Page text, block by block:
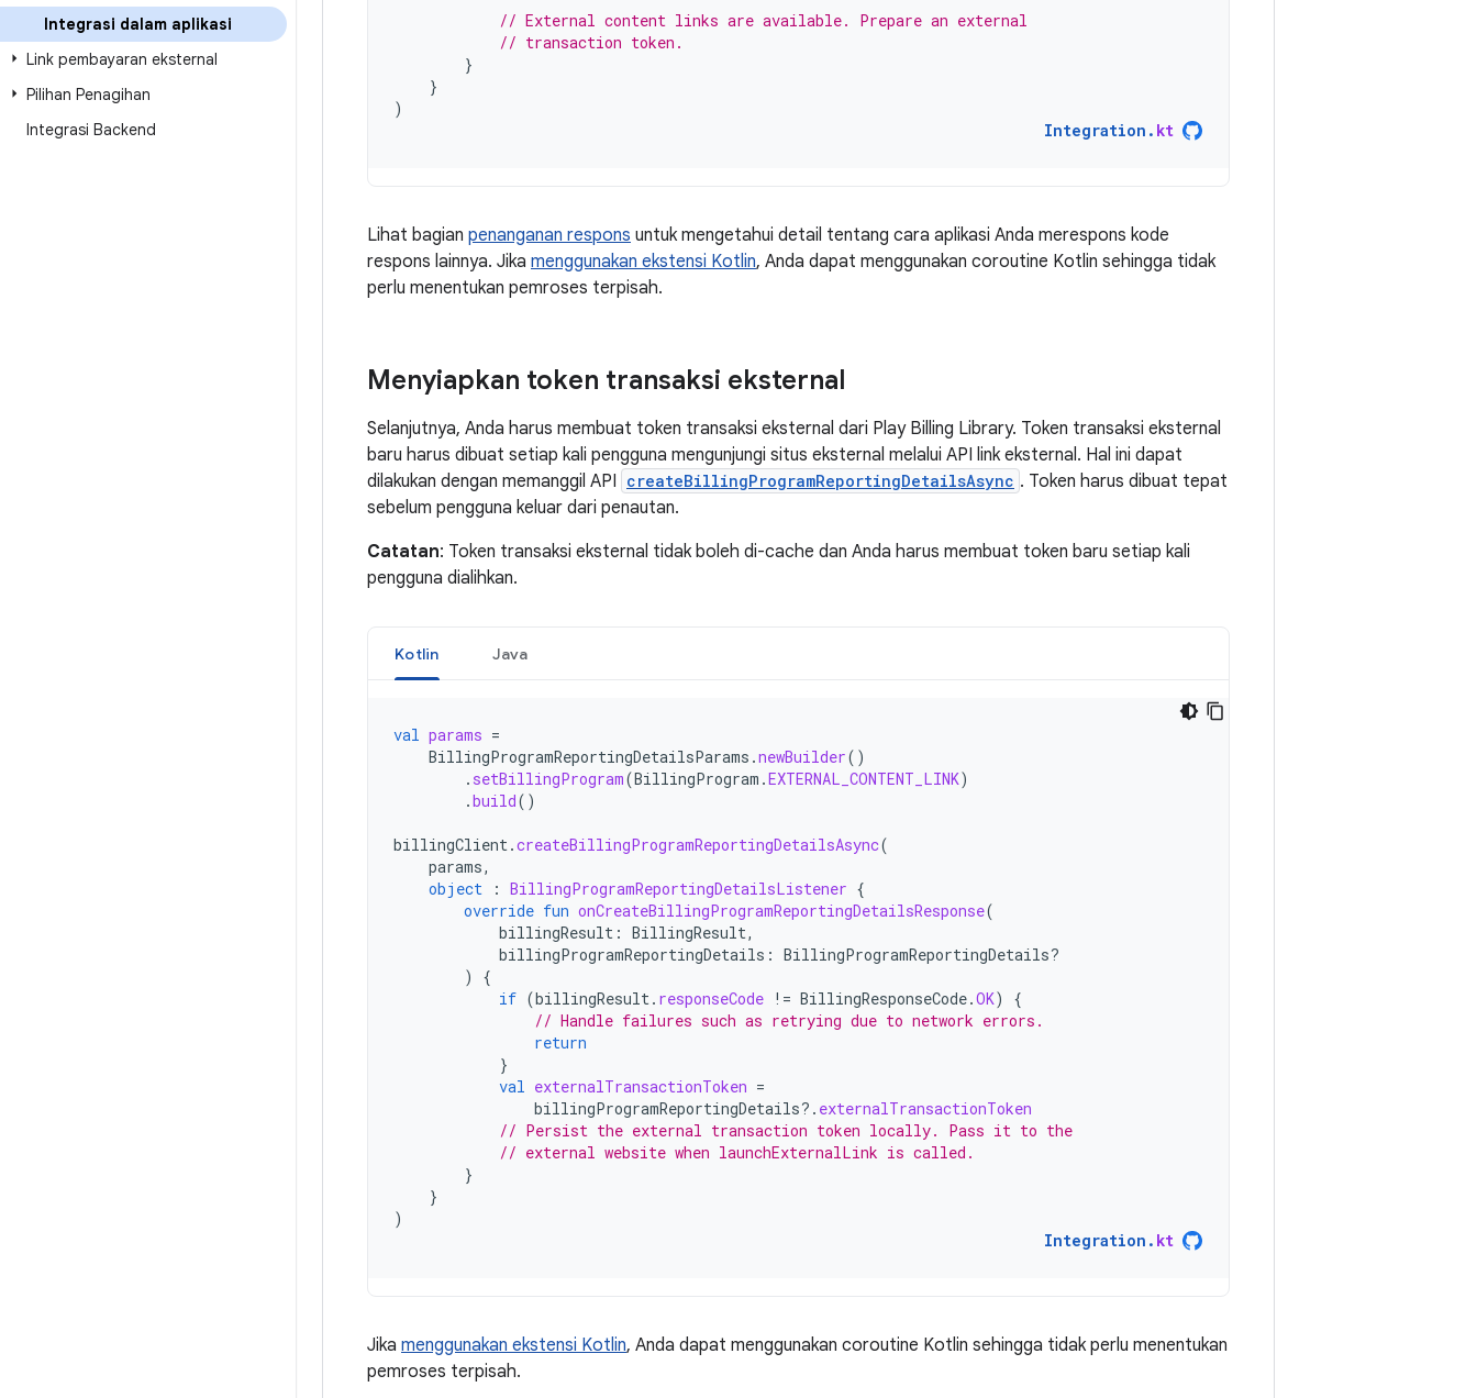
Integrasi dalam aplikasi
Link pembayaran eksternal
Pilihan Penagihan
Integrasi Backend
// External content links are available. Prepare an external
// transaction token.
}
}
)
Integration . kt
Lihat bagian penanganan respons untuk mengetahui detail tentang cara aplikasi Anda merespons kode
respons lainnya. Jika menggunakan ekstensi Kotlin, Anda dapat menggunakan coroutine Kotlin sehingga tidak
perlu menentukan pemroses terpisah.
Menyiapkan token transaksi eksternal
Selanjutnya, Anda harus membuat token transaksi eksternal dari Play Billing Library. Token transaksi eksternal
baru harus dibuat setiap kali pengguna mengunjungi situs eksternal melalui API link eksternal. Hal ini dapat
dilakukan dengan memanggil API createBillingProgramReportingDetailsAsync . Token harus dibuat tepat
sebelum pengguna keluar dari penautan.
Catatan: Token transaksi eksternal tidak boleh di-cache dan Anda harus membuat token baru setiap kali
pengguna dialihkan.
Kotlin Java
val params =
BillingProgramReportingDetailsParams .newBuilder()
. setBillingProgram(BillingProgram .EXTERNAL_CONTENT_LINK)
.build()
billingClient.createBillingProgramReportingDetailsAsync(
params,
object
: BillingProgramReportingDetailsListener {
override fun onCreateBillingProgramReportingDetailsResponse(
billingResult : BillingResult,
billingProgramReportingDetails : BillingProgramReportingDetails?
)
{
if (billingResult. responseCode != BillingResponseCode.OK)
{
// Handle failures such as retrying due to network errors.
return
}
val externalTransactionToken =
billingProgramReportingDetails?. externalTransactionToken
// Persist the external transaction token locally. Pass it to the
// external website when launchExternalLink is called.
}
}
)
Integration . kt
Jika menggunakan ekstensi Kotlin, Anda dapat menggunakan coroutine Kotlin sehingga tidak perlu menentukan
pemroses terpisah.